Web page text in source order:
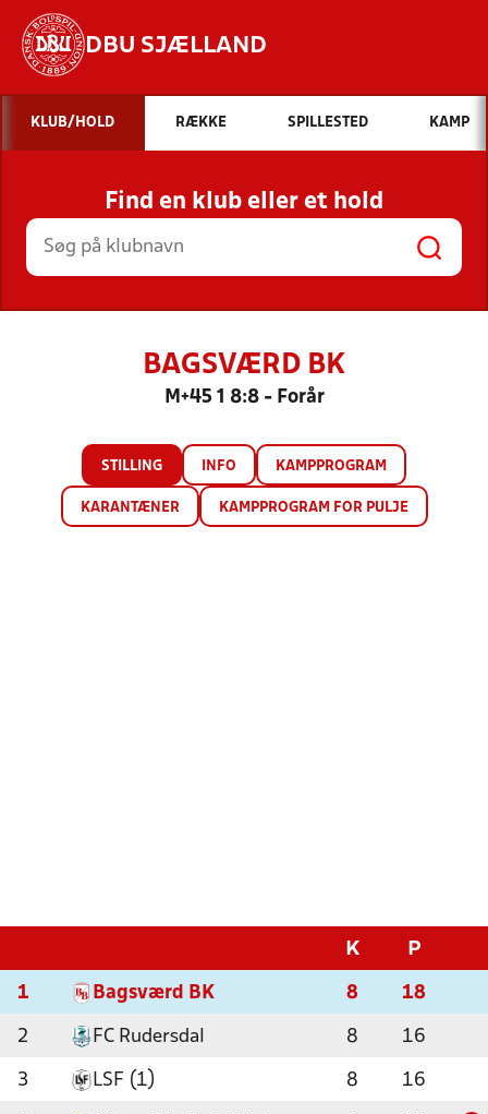
DBU SJÆLLAND
Hvad vil du søge efter?
INDHOLD OG NYHEDER
STILLINGER, RESULTATER, KLUBBER OG
HOLD
KLUB/HOLD RÆKKE SPILLESTED KAMP
Find en klub eller et hold
BAGSVÆRD BK
M+45 1 8:8 - Forår
STILLING INFO KAMPPROGRAM
KARANTÆNER KAMPPROGRAM FOR PULJE
K P
1 Bagsværd BK 8 18
2 FC Rudersdal 8 16
3 LSF (1) 8 16